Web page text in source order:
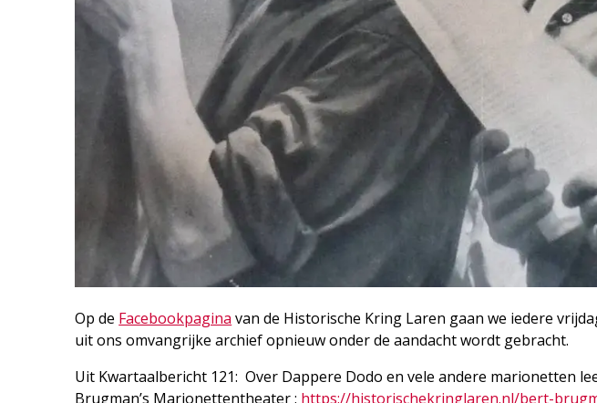
Op de Facebookpagina van de Historische Kring Laren gaan we iedere
uit ons omvangrijke archief opnieuw onder de aandacht wordt gebracht.
Uit Kwartaalbericht 121: Over Dappere Dodo en vele andere marionetten
Brugman’s Marionettentheater : https://historischekringlaren.nl/bert-